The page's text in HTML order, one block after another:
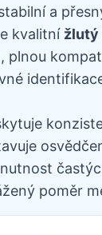
a
kvalitní žlutý
plnou
poměr